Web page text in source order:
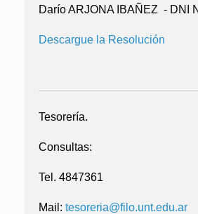
Darío ARJONA IBAÑEZ - DNI
Descargue la Resolución
Tesorería.
Consultas:
Tel. 4847361
Mail: tesoreria@filo.unt.edu.ar